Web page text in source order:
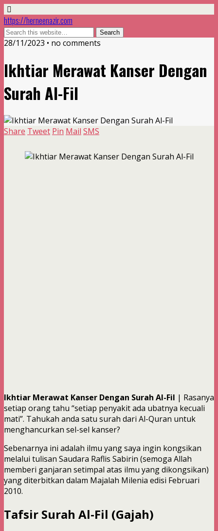
https://herneenazir.com
28/11/2023 • no comments
Ikhtiar Merawat Kanser Dengan
Surah Al-Fil
Share Tweet Pin Mail SMS
Ikhtiar Merawat Kanser Dengan Surah Al-Fil | Rasanya
setiap orang tahu “setiap penyakit ada ubatnya kecuali
mati”. Tahukah anda satu surah dari Al-Quran untuk
menghancurkan sel-sel kanser?
Sebenarnya ini adalah ilmu yang saya ingin kongsikan
melalui tulisan Saudara Raflis Sabirin (semoga Allah
memberi ganjaran setimpal atas ilmu yang dikongsikan)
yang diterbitkan dalam Majalah Milenia edisi Februari
2010.
Tafsir Surah Al-Fil (Gajah)